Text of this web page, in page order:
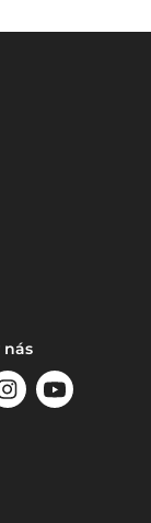
nás